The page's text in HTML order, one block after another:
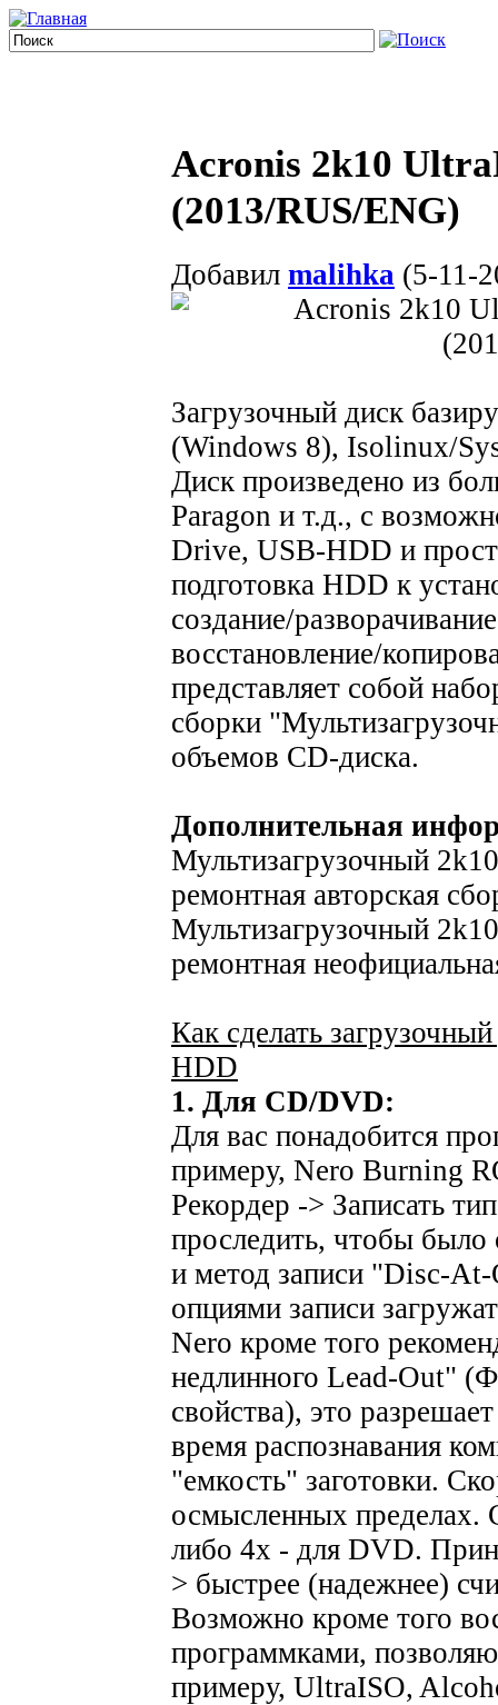
Acronis 2k10
(2013/RUS/ENG)
Добавил malihka (5-11-
Загрузочный диск
(Windows 8), Isolinux/
Диск произведено из
Paragon и т.д., с
Drive, USB-HDD и
подготовка HDD к
создание/
восстановление/
представляет собой
сборки
объемов CD-диска.
Дополнительная
Мультизагрузочный
ремонтная авторская
Мультизагрузочный
ремонтная
Как сделать
HDD
1. Для CD/DVD:
Для вас понадобится
примеру, Nero Burning
Рекордер -> Записать
проследить, чтобы было
и метод записи "Disc-
опциями записи
Nero кроме того
недлинного Lead-Out"
свойства), это
время распознавания
"емкость" заготовки.
осмысленных пределах.
либо 4х - для DVD.
> быстрее (надежнее)
Возможно кроме того
программками,
примеру, UltraISO,